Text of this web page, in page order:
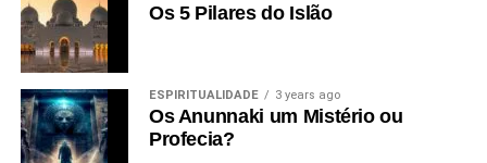
Os 5 Pilares do Islão
ESPIRITUALIDADE 3 years ago
Os Anunnaki um Mistério ou
Profecia?